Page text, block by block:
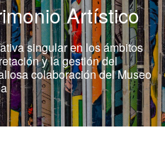
Artístico
singular en los ámbitos
y la gestión del
colaboración del Museo